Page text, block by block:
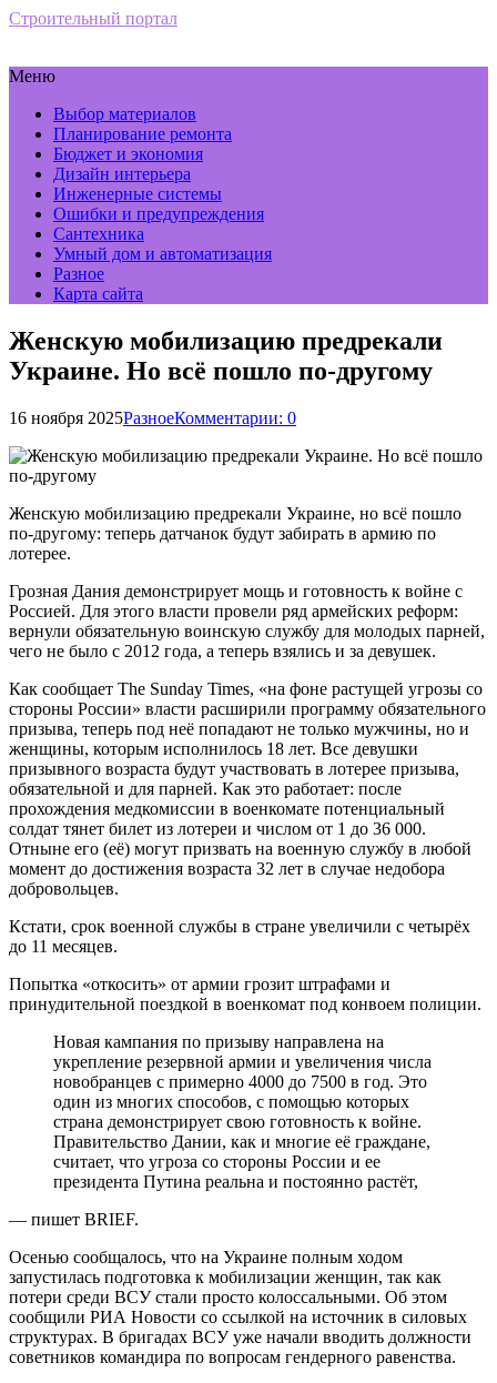
Строительный портал
Меню
Выбор материалов
Планирование ремонта
Бюджет и экономия
Дизайн интерьера
Инженерные системы
Ошибки и предупреждения
Сантехника
Умный дом и автоматизация
Разное
Карта сайта
Женскую мобилизацию предрекали
Украине. Но всё пошло по-другому
16 ноября 2025РазноеКомментарии: 0
Женскую мобилизацию предрекали Украине, но всё пошло
по-другому: теперь датчанок будут забирать в армию по
лотерее.
Грозная Дания демонстрирует мощь и готовность к войне с
Россией. Для этого власти провели ряд армейских реформ:
вернули обязательную воинскую службу для молодых парней,
чего не было с 2012 года, а теперь взялись и за девушек.
Как сообщает The Sunday Times, «на фоне растущей угрозы со
стороны России» власти расширили программу обязательного
призыва, теперь под неё попадают не только мужчины, но и
женщины, которым исполнилось 18 лет. Все девушки
призывного возраста будут участвовать в лотерее призыва,
обязательной и для парней. Как это работает: после
прохождения медкомиссии в военкомате потенциальный
солдат тянет билет из лотереи и числом от 1 до 36 000.
Отныне его (её) могут призвать на военную службу в любой
момент до достижения возраста 32 лет в случае недобора
добровольцев.
Кстати, срок военной службы в стране увеличили с четырёх
до 11 месяцев.
Попытка «откосить» от армии грозит штрафами и
принудительной поездкой в военкомат под конвоем полиции.
Новая кампания по призыву направлена ​​на
укрепление резервной армии и увеличения числа
новобранцев с примерно 4000 до 7500 в год. Это
один из многих способов, с помощью которых
страна демонстрирует свою готовность к войне.
Правительство Дании, как и многие её граждане,
считает, что угроза со стороны России и ее
президента Путина реальна и постоянно растёт,
— пишет BRIEF.
Осенью сообщалось, что на Украине полным ходом
запустилась подготовка к мобилизации женщин, так как
потери среди ВСУ стали просто колоссальными. Об этом
сообщили РИА Новости со ссылкой на источник в силовых
структурах. В бригадах ВСУ уже начали вводить должности
советников командира по вопросам гендерного равенства.